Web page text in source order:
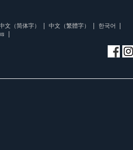
文（简体字） 中文（繁體字）
한국어